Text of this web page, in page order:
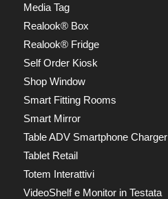
Media Tag
Realook® Box
Realook® Fridge
Self Order Kiosk
Shop Window
Smart Fitting Rooms
Smart Mirror
Table ADV Smartphone Charger
Tablet Retail
Totem Interattivi
VideoShelf e Monitor in Testata